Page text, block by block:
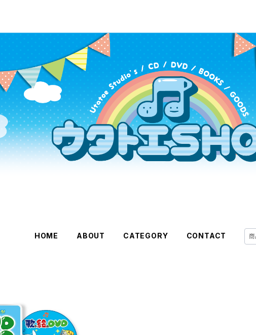
HOME ABOUT CATEGORY CONTACT